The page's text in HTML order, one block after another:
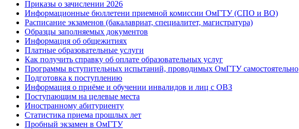
Приказы о зачислении 2026
Информационные бюллетени приемной комиссии ОмГТУ (СПО и ВО)
Расписание экзаменов (бакалавриат, специалитет, магистратура)
Образцы заполняемых документов
Информация об общежитиях
Платные образовательные услуги
Как получить справку об оплате образовательных услуг
Программы вступительных испытаний, проводимых ОмГТУ самостоятельно
Подготовка к поступлению
Информация о приёме и обучении инвалидов и лиц с ОВЗ
Поступающим на целевые места
Иностранному абитуриенту
Статистика приема прошлых лет
Пробный экзамен в ОмГТУ